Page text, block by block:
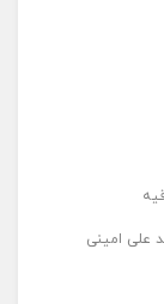
علی امینی